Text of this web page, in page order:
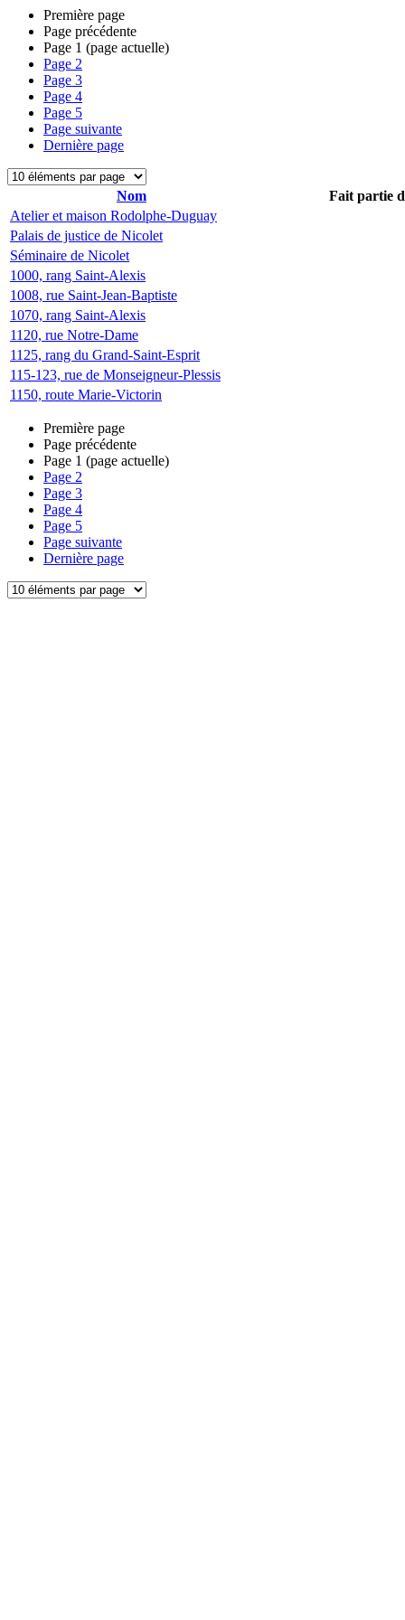
Première page
Page précédente
Page 1 (page actuelle)
Page 2
Page 3
Page 4
Page 5
Page suivante
Dernière page
Nom
Fait partie
Atelier et maison Rodolphe-Duguay
Palais de justice de Nicolet
Séminaire de Nicolet
1000, rang Saint-Alexis
1008, rue Saint-Jean-Baptiste
1070, rang Saint-Alexis
1120, rue Notre-Dame
1125, rang du Grand-Saint-Esprit
115-123, rue de Monseigneur-Plessis
1150, route Marie-Victorin
Première page
Page précédente
Page 1 (page actuelle)
Page 2
Page 3
Page 4
Page 5
Page suivante
Dernière page